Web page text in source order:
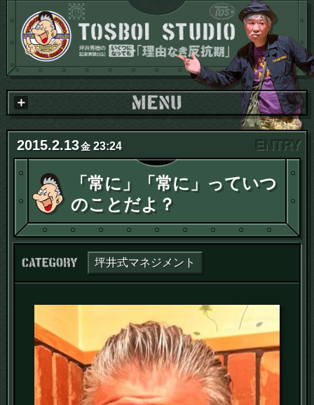
2015.2.13金23:24
「常に」「常に」っていつ
のことだよ？
カテゴリー：
坪井式マネジメント